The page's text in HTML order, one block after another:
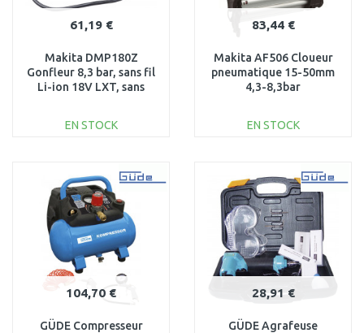
61,19 €
Makita DMP180Z
Gonfleur 8,3 bar, sans fil
Li-ion 18V LXT, sans
EN STOCK
Au comparatif
83,44 €
Makita AF506 Cloueur
pneumatique 15-50mm
4,3-8,3bar
EN STOCK
Au comparatif
104,70 €
GÜDE Compresseur
28,91 €
GÜDE Agrafeuse